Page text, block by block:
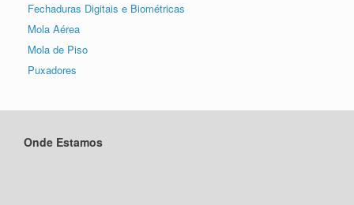
Fechaduras Digitais e Biométricas
Mola Aérea
Mola de Piso
Puxadores
Onde Estamos